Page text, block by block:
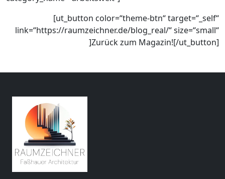
[ut_button color=“theme-btn“ target=“_self“
link=“https://raumzeichner.de/blog_real/“ size=“small“
]Zurück zum Magazin![/ut_button]